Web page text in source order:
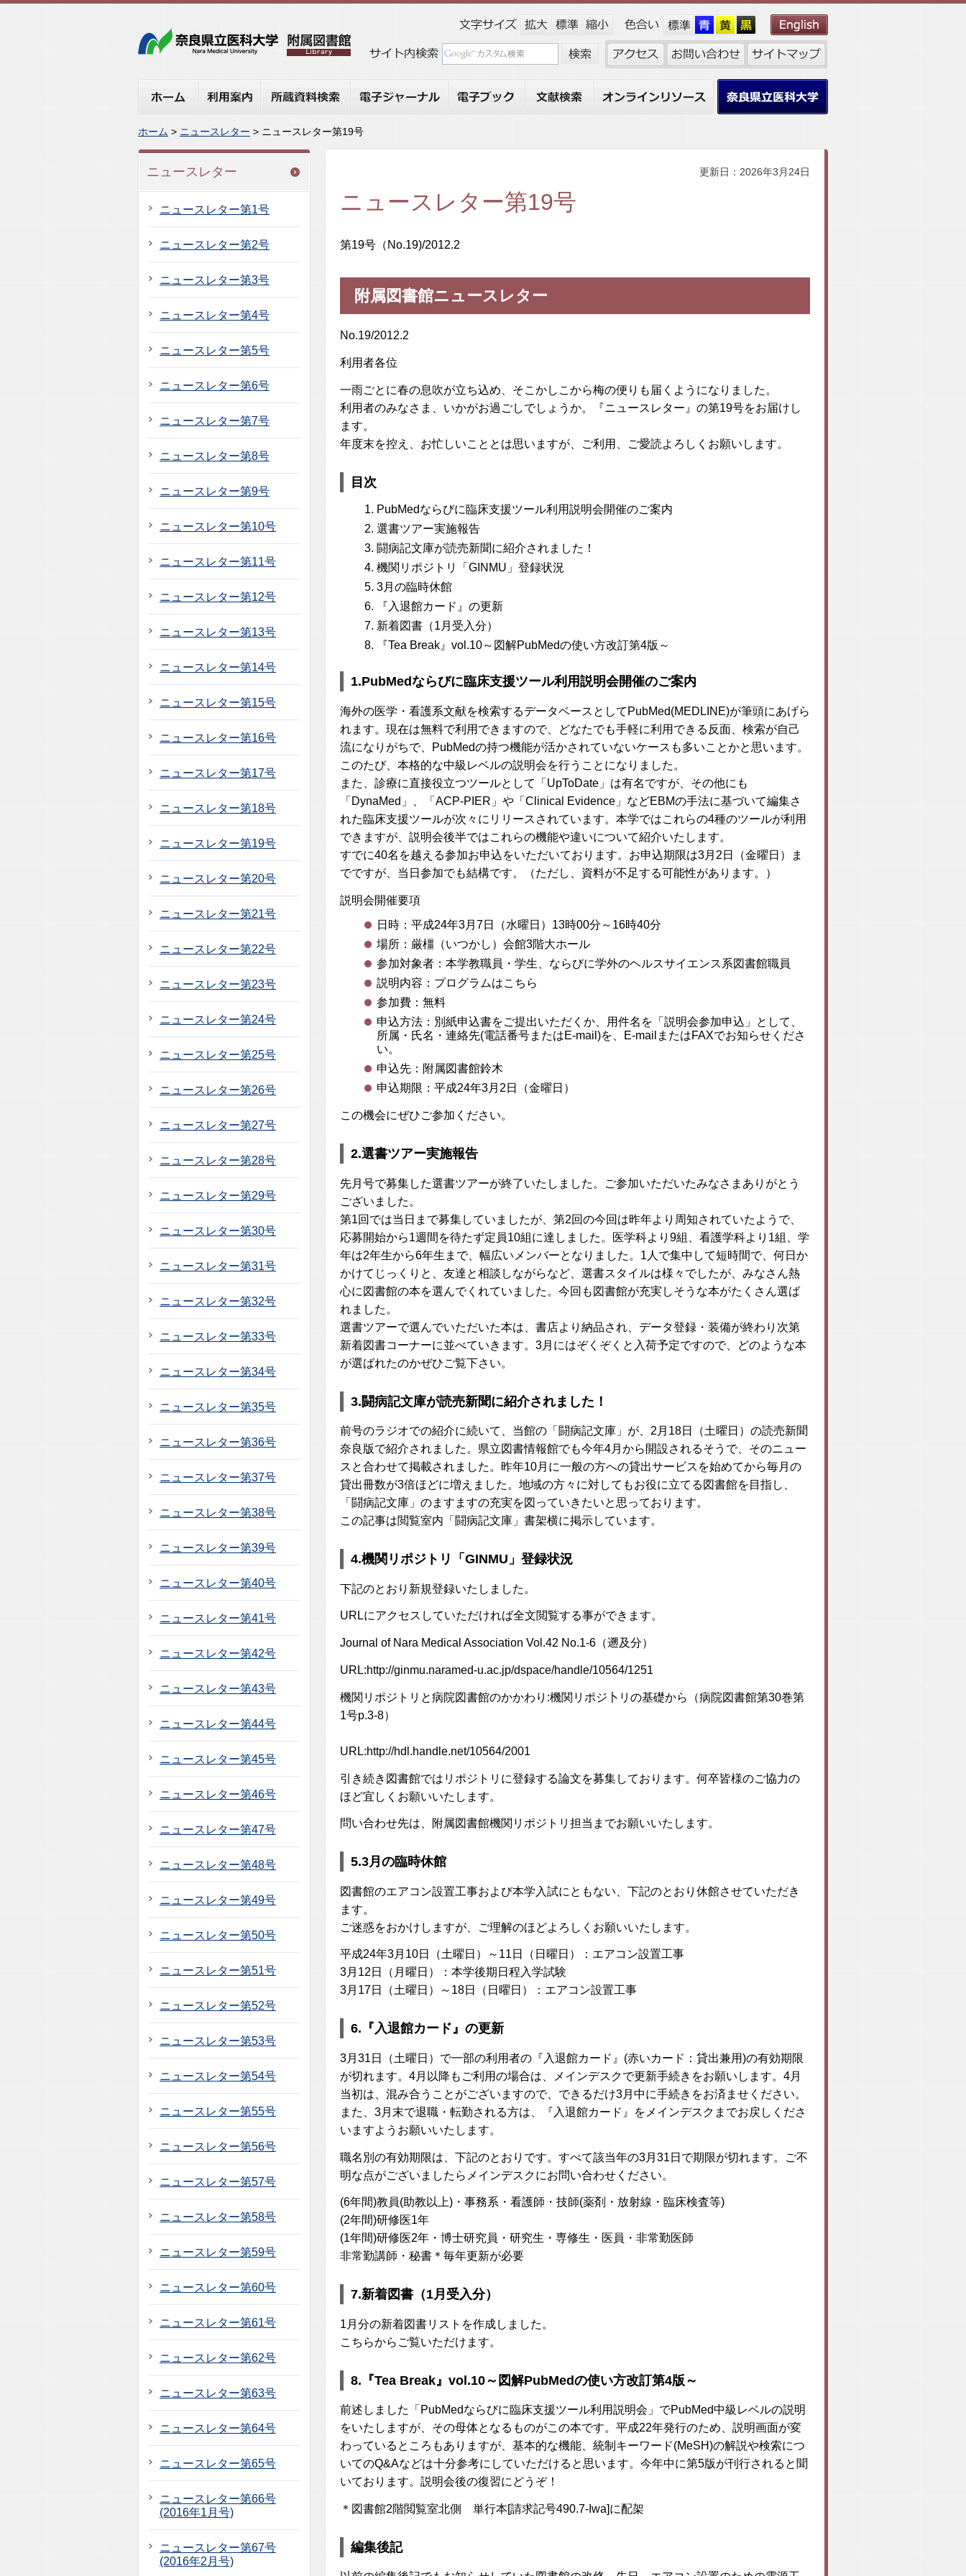
ホーム > ニュースレター > ニュースレター第19号
ニュースレター
ニュースレター第1号
ニュースレター第2号
ニュースレター第3号
ニュースレター第4号
ニュースレター第5号
ニュースレター第6号
ニュースレター第7号
ニュースレター第8号
ニュースレター第9号
ニュースレター第10号
ニュースレター第11号
ニュースレター第12号
ニュースレター第13号
ニュースレター第14号
ニュースレター第15号
ニュースレター第16号
ニュースレター第17号
ニュースレター第18号
ニュースレター第19号
ニュースレター第20号
ニュースレター第21号
ニュースレター第22号
ニュースレター第23号
ニュースレター第24号
ニュースレター第25号
ニュースレター第26号
ニュースレター第27号
ニュースレター第28号
ニュースレター第29号
ニュースレター第30号
ニュースレター第31号
ニュースレター第32号
ニュースレター第33号
ニュースレター第34号
ニュースレター第35号
ニュースレター第36号
ニュースレター第37号
ニュースレター第38号
ニュースレター第39号
ニュースレター第40号
ニュースレター第41号
ニュースレター第42号
ニュースレター第43号
ニュースレター第44号
ニュースレター第45号
ニュースレター第46号
ニュースレター第47号
ニュースレター第48号
ニュースレター第49号
ニュースレター第50号
ニュースレター第51号
ニュースレター第52号
ニュースレター第53号
ニュースレター第54号
ニュースレター第55号
ニュースレター第56号
ニュースレター第57号
ニュースレター第58号
ニュースレター第59号
ニュースレター第60号
ニュースレター第61号
ニュースレター第62号
ニュースレター第63号
ニュースレター第64号
ニュースレター第65号
ニュースレター第66号
(2016年1月号)
ニュースレター第67号
(2016年2月号)
更新日：2026年3月24日
ニュースレター第19号
第19号（No.19)/2012.2
附属図書館ニュースレター
No.19/2012.2
利用者各位
一雨ごとに春の息吹が立ち込め、そこかしこから梅の便りも届くようになりました。
利用者のみなさま、いかがお過ごしでしょうか。『ニュースレター』の第19号をお届けし
ます。
年度末を控え、お忙しいこととは思いますが、ご利用、ご愛読よろしくお願いします。
目次
PubMedならびに臨床支援ツール利用説明会開催のご案内
選書ツアー実施報告
闘病記文庫が読売新聞に紹介されました！
機関リポジトリ「GINMU」登録状況
3月の臨時休館
『入退館カード』の更新
新着図書（1月受入分）
『Tea Break』vol.10～図解PubMedの使い方改訂第4版～
1.PubMedならびに臨床支援ツール利用説明会開催のご案内
海外の医学・看護系文献を検索するデータベースとしてPubMed(MEDLINE)が筆頭にあげら
れます。現在は無料で利用できますので、どなたでも手軽に利用できる反面、検索が自己
流になりがちで、PubMedの持つ機能が活かされていないケースも多いことかと思います。
このたび、本格的な中級レベルの説明会を行うことになりました。
また、診療に直接役立つツールとして「UpToDate」は有名ですが、その他にも
「DynaMed」、「ACP-PIER」や「Clinical Evidence」などEBMの手法に基づいて編集さ
れた臨床支援ツールが次々にリリースされています。本学ではこれらの4種のツールが利用
できますが、説明会後半ではこれらの機能や違いについて紹介いたします。
すでに40名を越える参加お申込をいただいております。お申込期限は3月2日（金曜日）ま
でですが、当日参加でも結構です。（ただし、資料が不足する可能性があります。）
説明会開催要項
日時：平成24年3月7日（水曜日）13時00分～16時40分
場所：厳橿（いつかし）会館3階大ホール
参加対象者：本学教職員・学生、ならびに学外のヘルスサイエンス系図書館職員
説明内容：プログラムはこちら
参加費：無料
申込方法：別紙申込書をご提出いただくか、用件名を「説明会参加申込」として、
所属・氏名・連絡先(電話番号またはE-mail)を、E-mailまたはFAXでお知らせくださ
い。
申込先：附属図書館鈴木
申込期限：平成24年3月2日（金曜日）
この機会にぜひご参加ください。
2.選書ツアー実施報告
先月号で募集した選書ツアーが終了いたしました。ご参加いただいたみなさまありがとう
ございました。
第1回では当日まで募集していましたが、第2回の今回は昨年より周知されていたようで、
応募開始から1週間を待たず定員10組に達しました。医学科より9組、看護学科より1組、学
年は2年生から6年生まで、幅広いメンバーとなりました。1人で集中して短時間で、何日か
かけてじっくりと、友達と相談しながらなど、選書スタイルは様々でしたが、みなさん熱
心に図書館の本を選んでくれていました。今回も図書館が充実しそうな本がたくさん選ば
れました。
選書ツアーで選んでいただいた本は、書店より納品され、データ登録・装備が終わり次第
新着図書コーナーに並べていきます。3月にはぞくぞくと入荷予定ですので、どのような本
が選ばれたのかぜひご覧下さい。
3.闘病記文庫が読売新聞に紹介されました！
前号のラジオでの紹介に続いて、当館の「闘病記文庫」が、2月18日（土曜日）の読売新聞
奈良版で紹介されました。県立図書情報館でも今年4月から開設されるそうで、そのニュー
スと合わせて掲載されました。昨年10月に一般の方への貸出サービスを始めてから毎月の
貸出冊数が3倍ほどに増えました。地域の方々に対してもお役に立てる図書館を目指し、
「闘病記文庫」のますますの充実を図っていきたいと思っております。
この記事は閲覧室内「闘病記文庫」書架横に掲示しています。
4.機関リポジトリ「GINMU」登録状況
下記のとおり新規登録いたしました。
URLにアクセスしていただければ全文閲覧する事ができます。
Journal of Nara Medical Association Vol.42 No.1-6（遡及分）
URL:http://ginmu.naramed-u.ac.jp/dspace/handle/10564/1251
機関リポジトリと病院図書館のかかわり:機関リポジ卜リの基礎から（病院図書館第30巻第
1号p.3-8）
URL:http://hdl.handle.net/10564/2001
引き続き図書館ではリポジトリに登録する論文を募集しております。何卒皆様のご協力の
ほど宜しくお願いいたします。
問い合わせ先は、附属図書館機関リポジトリ担当までお願いいたします。
5.3月の臨時休館
図書館のエアコン設置工事および本学入試にともない、下記のとおり休館させていただき
ます。
ご迷惑をおかけしますが、ご理解のほどよろしくお願いいたします。
平成24年3月10日（土曜日）～11日（日曜日）：エアコン設置工事
3月12日（月曜日）：本学後期日程入学試験
3月17日（土曜日）～18日（日曜日）：エアコン設置工事
6.『入退館カード』の更新
3月31日（土曜日）で一部の利用者の『入退館カード』(赤いカード：貸出兼用)の有効期限
が切れます。4月以降もご利用の場合は、メインデスクで更新手続きをお願いします。4月
当初は、混み合うことがございますので、できるだけ3月中に手続きをお済ませください。
また、3月末で退職・転勤される方は、『入退館カード』をメインデスクまでお戻しくださ
いますようお願いいたします。
職名別の有効期限は、下記のとおりです。すべて該当年の3月31日で期限が切れます。ご不
明な点がございましたらメインデスクにお問い合わせください。
(6年間)教員(助教以上)・事務系・看護師・技師(薬剤・放射線・臨床検査等)
(2年間)研修医1年
(1年間)研修医2年・博士研究員・研究生・専修生・医員・非常勤医師
非常勤講師・秘書＊毎年更新が必要
7.新着図書（1月受入分）
1月分の新着図書リストを作成しました。
こちらからご覧いただけます。
8.『Tea Break』vol.10～図解PubMedの使い方改訂第4版～
前述しました「PubMedならびに臨床支援ツール利用説明会」でPubMed中級レベルの説明
をいたしますが、その母体となるものがこの本です。平成22年発行のため、説明画面が変
わっているところもありますが、基本的な機能、統制キーワード(MeSH)の解説や検索につ
いてのQ&Aなどは十分参考にしていただけると思います。今年中に第5版が刊行されると聞
いております。説明会後の復習にどうぞ！
＊図書館2階閲覧室北側 単行本[請求記号490.7-Iwa]に配架
編集後記